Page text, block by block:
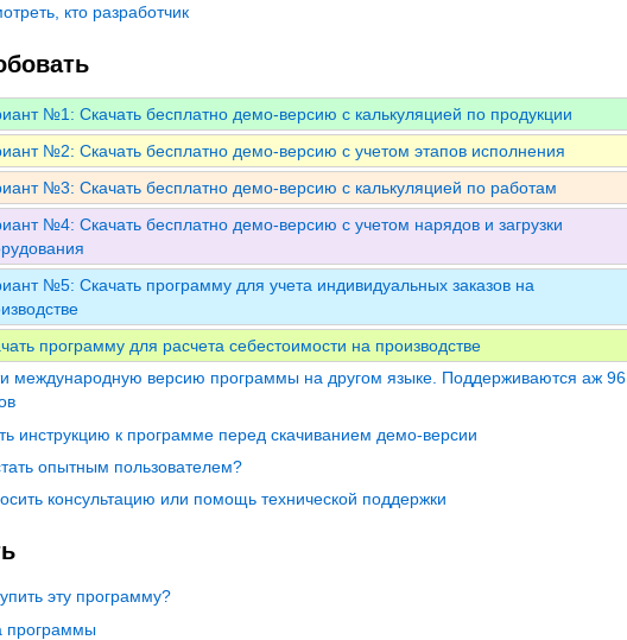
кто разработчик
№1: Скачать бесплатно демо-версию с калькуляцией по продукции
№2: Скачать бесплатно демо-версию с учетом этапов исполнения
№3: Скачать бесплатно демо-версию с калькуляцией по работам
№4: Скачать бесплатно демо-версию с учетом нарядов и загрузки
№5: Скачать программу для учета индивидуальных заказов на
программу для расчета себестоимости на производстве
международную версию программы на другом языке. Поддерживаются аж 96
инструкцию к программе перед скачиванием демо-версии
опытным пользователем?
консультацию или помощь технической поддержки
эту программу?
программы